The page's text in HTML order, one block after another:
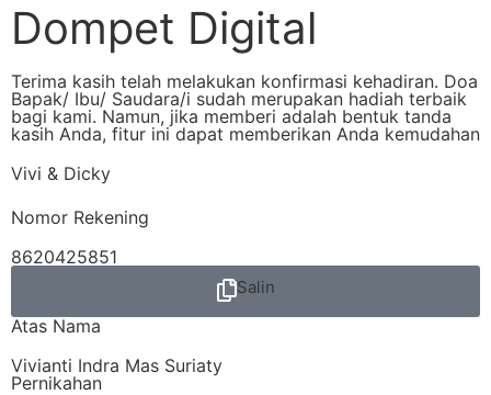
Dompet Digital
Terima kasih telah melakukan konfirmasi kehadiran. Doa
Bapak/ Ibu/ Saudara/i sudah merupakan hadiah terbaik
bagi kami. Namun, jika memberi adalah bentuk tanda
kasih Anda, fitur ini dapat memberikan Anda kemudahan
Vivi & Dicky
Nomor Rekening
8620425851
Salin
Atas Nama
Vivianti Indra Mas Suriaty
Pernikahan